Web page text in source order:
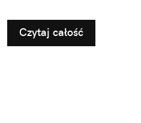
Czytaj całość